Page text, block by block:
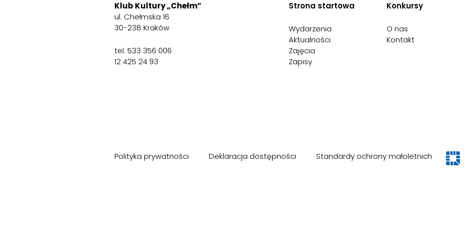
Klub Kultury „Chełm”
ul. Chełmska 16
30-238 Kraków
tel. 533 356 006
12 425 24 93
Strona startowa
Wydarzenia
Aktualności
Zajęcia
Zapisy
Konkursy
O nas
Kontakt
Polityka prywatności Deklaracja dostępności Standardy ochrony małoletnich